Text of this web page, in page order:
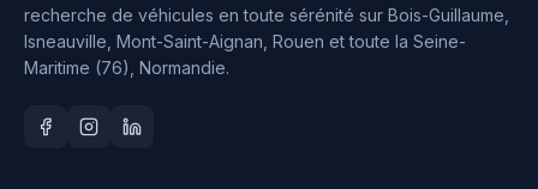
recherche de véhicules en toute sérénité sur Bois-Guillaume,
Isneauville, Mont-Saint-Aignan, Rouen et toute la Seine-
Maritime (76), Normandie.